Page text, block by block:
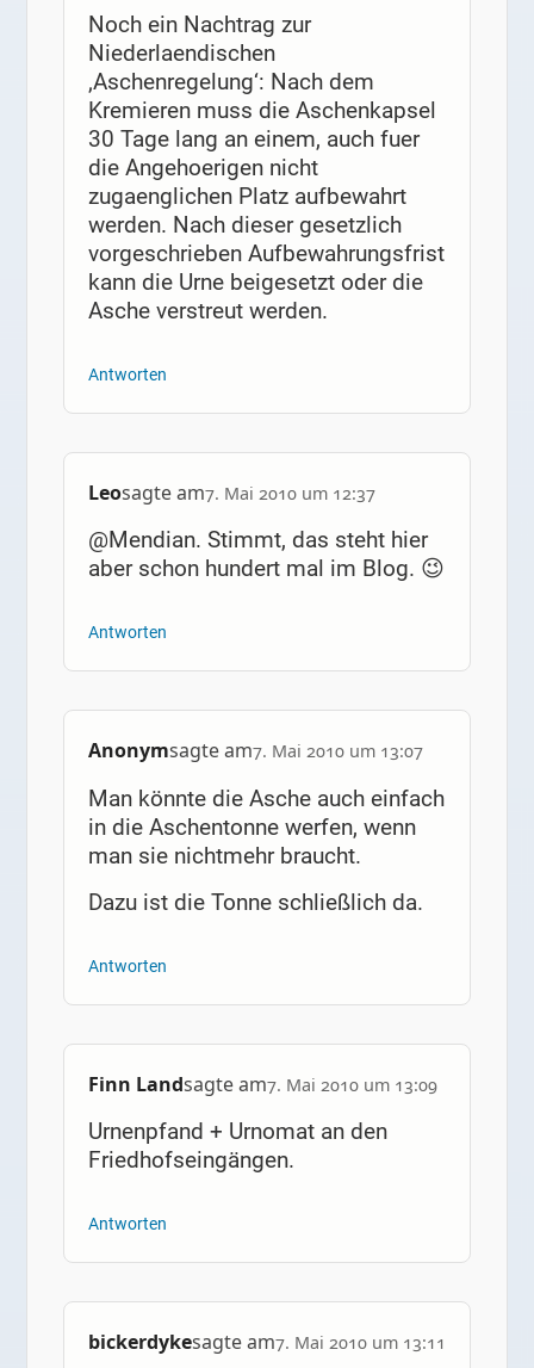
Noch ein Nachtrag zur
Niederlaendischen
‚Aschenregelung‘: Nach dem
Kremieren muss die Aschenkapsel
30 Tage lang an einem, auch fuer
die Angehoerigen nicht
zugaenglichen Platz aufbewahrt
werden. Nach dieser gesetzlich
vorgeschrieben Aufbewahrungsfrist
kann die Urne beigesetzt oder die
Asche verstreut werden.
Antworten
Leosagte am7. Mai 2010 um 12:37
@Mendian. Stimmt, das steht hier
aber schon hundert mal im Blog. 😉
Antworten
Anonymsagte am7. Mai 2010 um 13:07
Man könnte die Asche auch einfach
in die Aschentonne werfen, wenn
man sie nichtmehr braucht.
Dazu ist die Tonne schließlich da.
Antworten
Finn Landsagte am7. Mai 2010 um 13:09
Urnenpfand + Urnomat an den
Friedhofseingängen.
Antworten
bickerdykesagte am7. Mai 2010 um 13:11